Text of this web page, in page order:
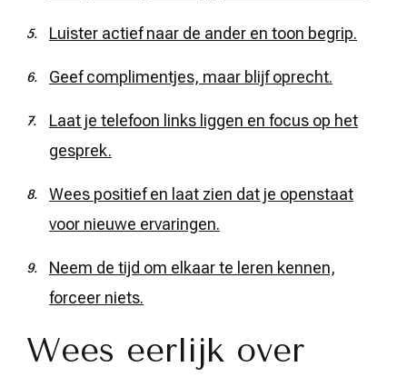
Luister actief naar de ander en toon begrip.
Geef complimentjes, maar blijf oprecht.
Laat je telefoon links liggen en focus op het
gesprek.
Wees positief en laat zien dat je openstaat
voor nieuwe ervaringen.
Neem de tijd om elkaar te leren kennen,
forceer niets.
Wees eerlijk over